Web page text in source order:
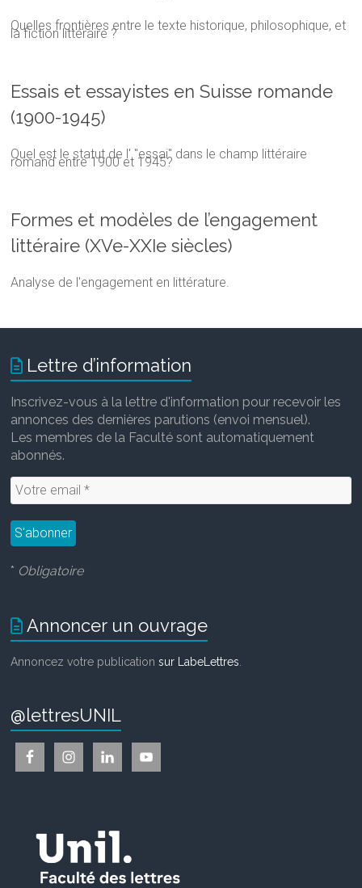
Quelles frontières entre le texte historique, philosophique, et
la fiction littéraire ?
Essais et essayistes en Suisse romande
(1900-1945)
Quel est le statut de l' "essai" dans le champ littéraire
romand entre 1900 et 1945?
Formes et modèles de l’engagement
littéraire (XVe-XXIe siècles)
Analyse de l'engagement en littérature.
Lettre d’information
Inscrivez-vous à la lettre d'information pour recevoir les
annonces des dernières parutions (envoi mensuel).
Les membres de la Faculté sont automatiquement
abonnés.
* Obligatoire
Annoncer un ouvrage
Annoncez votre publicationsur LabeLettres
@lettresUNIL